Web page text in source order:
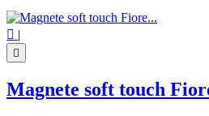
 |

Magnete soft touch